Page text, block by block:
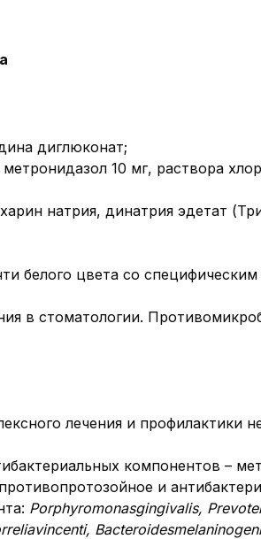
диглюконат;
10 мг, раствора
натрия, динатрия эдетат
белого цвета со
в стоматологии.
лечения и профилактики
компонентов –
и
Porphyromonasgingivalis,
vincenti, Bacteroides